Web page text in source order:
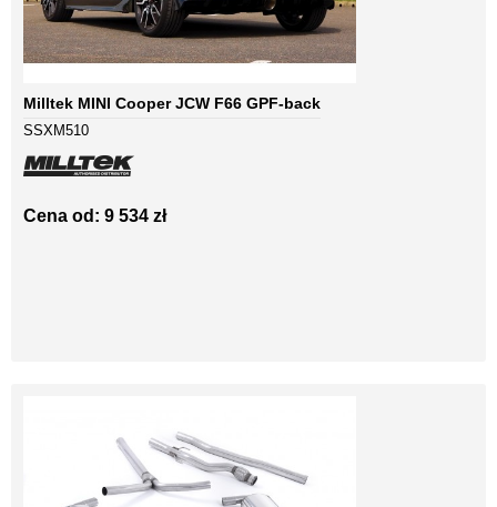
Milltek MINI Cooper JCW F66 GPF-back
SSXM510
Cena od: 9 534 zł